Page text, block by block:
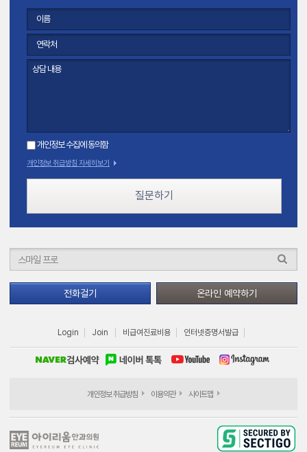
개인정보 수집에 동의함
개인정보 취급방침 자세히보기
질문하기
전화걸기 온라인 예약하기
Login Join 비급여진료비용 인터넷증명서발급
개인정보 취급방침 이용약관 사이트맵